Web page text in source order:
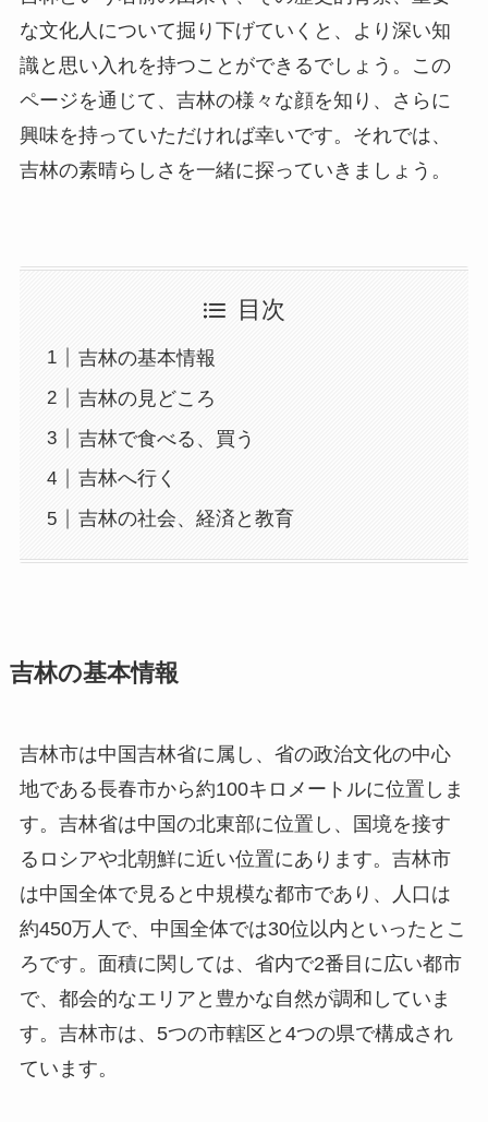
な文化人について掘り下げていくと、より深い知
識と思い入れを持つことができるでしょう。この
ページを通じて、吉林の様々な顔を知り、さらに
興味を持っていただければ幸いです。それでは、
吉林の素晴らしさを一緒に探っていきましょう。
目次
吉林の基本情報
吉林の見どころ
吉林で食べる、買う
吉林へ行く
吉林の社会、経済と教育
吉林の基本情報
吉林市は中国吉林省に属し、省の政治文化の中心
地である長春市から約100キロメートルに位置しま
す。吉林省は中国の北東部に位置し、国境を接す
るロシアや北朝鮮に近い位置にあります。吉林市
は中国全体で見ると中規模な都市であり、人口は
約450万人で、中国全体では30位以内といったとこ
ろです。面積に関しては、省内で2番目に広い都市
で、都会的なエリアと豊かな自然が調和していま
す。吉林市は、5つの市轄区と4つの県で構成され
ています。